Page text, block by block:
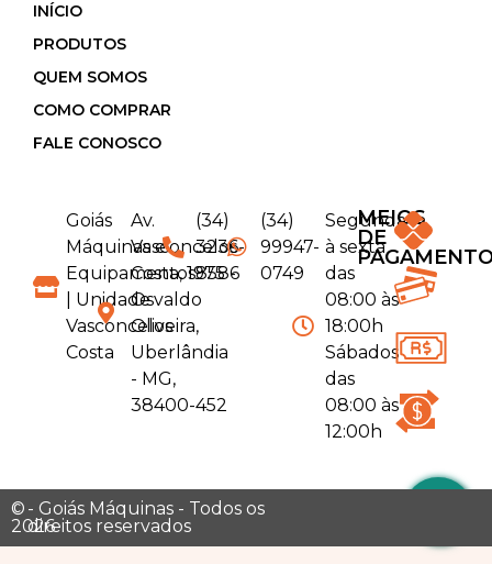
INÍCIO
PRODUTOS
QUEM SOMOS
COMO COMPRAR
FALE CONOSCO
Goiás
Máquinas e
Equipamentos
| Unidade
Vasconcelos
Costa
Av.
Vasconcelos
Costa, 1975 -
Osvaldo
Oliveira,
Uberlândia
- MG,
38400-452
(34)
3236-
8586
(34)
99947-
0749
Segunda
à sexta
das
08:00 às
18:00h
Sábados
das
08:00 às
12:00h
MEIOS
DE
©
2026
- Goiás Máquinas - Todos os
direitos reservados